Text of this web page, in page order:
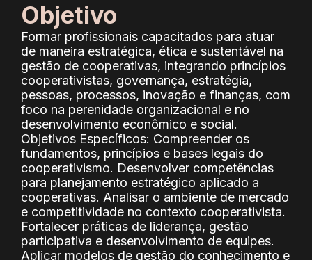
Objetivo
Formar profissionais capacitados para atuar
de maneira estratégica, ética e sustentável na
gestão de cooperativas, integrando princípios
cooperativistas, governança, estratégia,
pessoas, processos, inovação e finanças, com
foco na perenidade organizacional e no
desenvolvimento econômico e social.
Objetivos Específicos: Compreender os
fundamentos, princípios e bases legais do
cooperativismo. Desenvolver competências
para planejamento estratégico aplicado a
cooperativas. Analisar o ambiente de mercado
e competitividade no contexto cooperativista.
Fortalecer práticas de liderança, gestão
participativa e desenvolvimento de equipes.
Aplicar modelos de gestão do conhecimento e